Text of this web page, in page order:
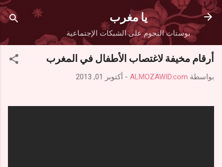
التخطي إلى المحتوى الرئيسي
يا مغرب
بوستات النجوم على الشبكات الإجتماعية
أرقام مخيفة لاغتصاب الأطفال في المغرب
بواسطة ALMOZAWID.com
- أكتوبر 01, 2013